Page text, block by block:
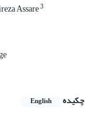
Assare3
چکیده
English